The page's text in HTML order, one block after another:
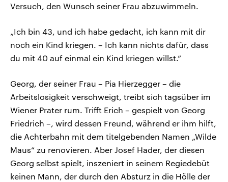
Versuch, den Wunsch seiner Frau abzuwimmeln.
„Ich bin 43, und ich habe gedacht, ich kann mit dir
noch ein Kind kriegen. – Ich kann nichts dafür, dass
du mit 40 auf einmal ein Kind kriegen willst.“
Georg, der seiner Frau – Pia Hierzegger – die
Arbeitslosigkeit verschweigt, treibt sich tagsüber im
Wiener Prater rum. Trifft Erich – gespielt von Georg
Friedrich –, wird dessen Freund, während er ihm hilft,
die Achterbahn mit dem titelgebenden Namen „Wilde
Maus“ zu renovieren. Aber Josef Hader, der diesen
Georg selbst spielt, inszeniert in seinem Regiedebüt
keinen Mann, der durch den Absturz in die Hölle der